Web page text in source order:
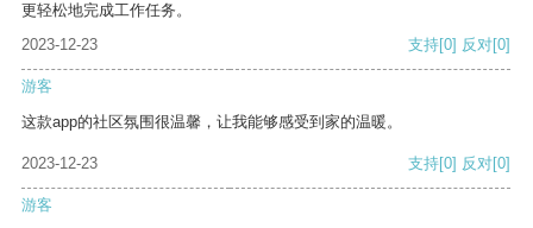
更轻松地完成工作任务。
2023-12-23
支持[0] 反对[0]
游客
这款app的社区氛围很温馨，让我能够感受到家的温暖。
2023-12-23 支持[0] 反对[0]
游客